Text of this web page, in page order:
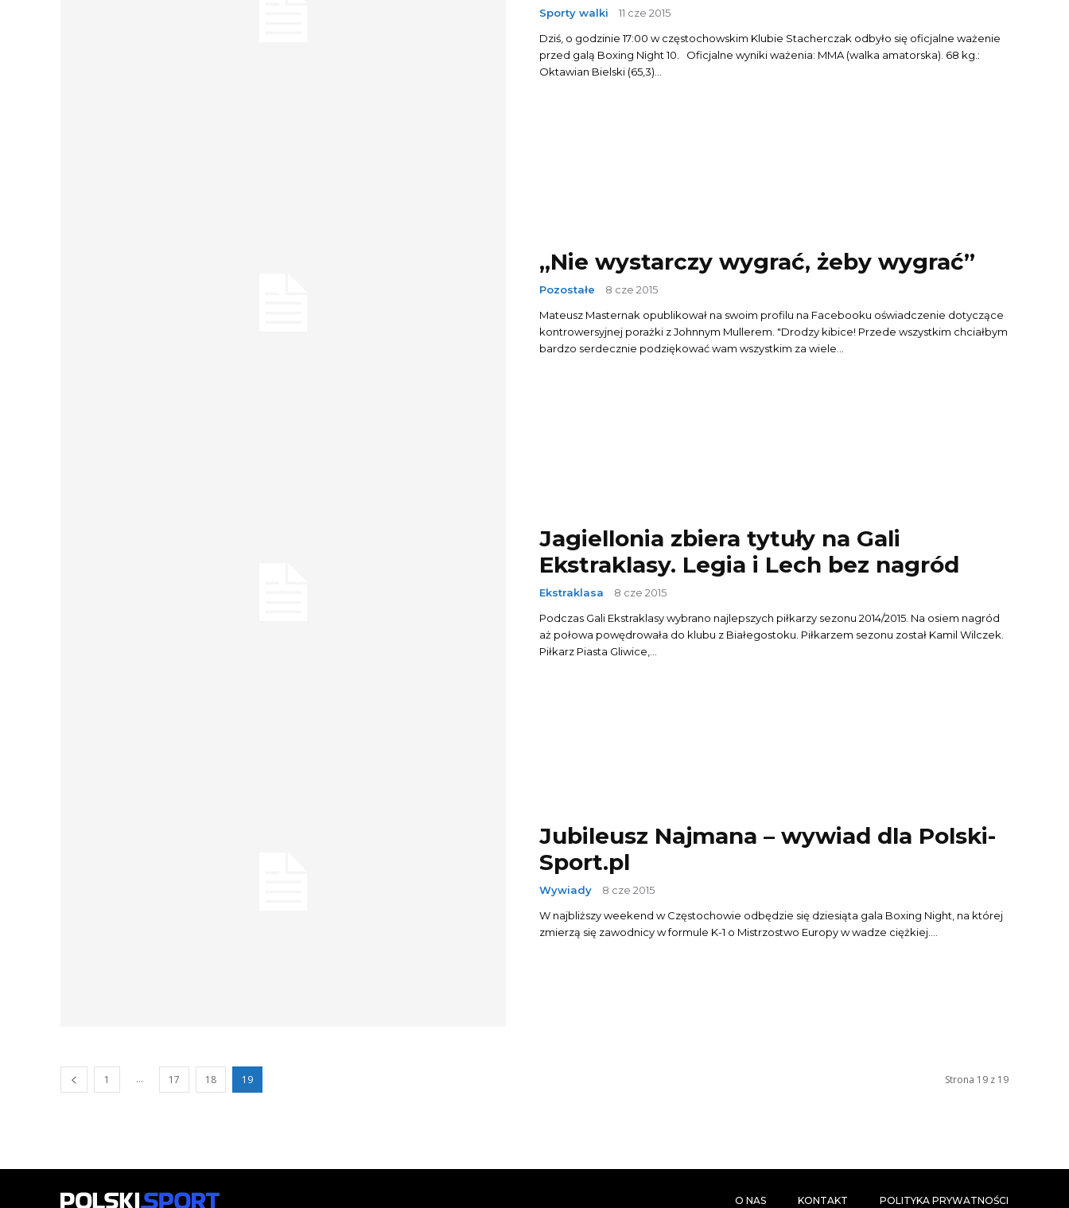
Sporty walki
11 cze 2015
Dziś, o godzinie 17:00 w częstochowskim Klubie Stacherczak odbyło się oficjalne ważenie
przed galą Boxing Night 10. Oficjalne wyniki ważenia: MMA (walka amatorska). 68 kg.:
Oktawian Bielski (65,3)...
„Nie wystarczy wygrać, żeby wygrać”
Pozostałe
8 cze 2015
Mateusz Masternak opublikował na swoim profilu na Facebooku oświadczenie dotyczące
kontrowersyjnej porażki z Johnnym Mullerem. "Drodzy kibice! Przede wszystkim chciałbym
bardzo serdecznie podziękować wam wszystkim za wiele...
Jagiellonia zbiera tytuły na Gali
Ekstraklasy. Legia i Lech bez nagród
Ekstraklasa
8 cze 2015
Podczas Gali Ekstraklasy wybrano najlepszych piłkarzy sezonu 2014/2015. Na osiem nagród
aż połowa powędrowała do klubu z Białegostoku. Piłkarzem sezonu został Kamil Wilczek.
Piłkarz Piasta Gliwice,...
Jubileusz Najmana – wywiad dla Polski-
Sport.pl
Wywiady
8 cze 2015
W najbliższy weekend w Częstochowie odbędzie się dziesiąta gala Boxing Night, na której
zmierzą się zawodnicy w formule K-1 o Mistrzostwo Europy w wadze ciężkiej....
1 ... 17 18 19 Strona 19 z 19
O NAS KONTAKT POLITYKA PRYWATNOŚCI